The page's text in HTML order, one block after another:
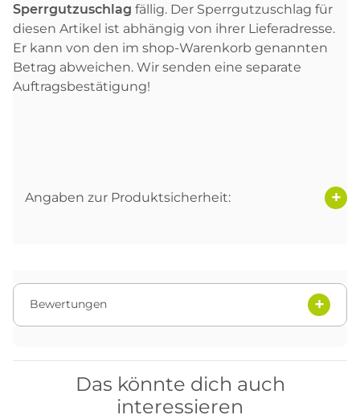
Sperrgutzuschlag fällig. Der Sperrgutzuschlag für
diesen Artikel ist abhängig von ihrer Lieferadresse.
Er kann von den im shop-Warenkorb genannten
Betrag abweichen. Wir senden eine separate
Auftragsbestätigung!
Angaben zur Produktsicherheit:
Bewertungen
Das könnte dich auch
interessieren